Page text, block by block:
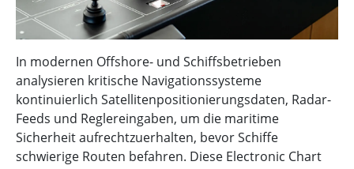
In modernen Offshore- und Schiffsbetrieben
analysieren kritische Navigationssysteme
kontinuierlich Satellitenpositionierungsdaten, Radar-
Feeds und Reglereingaben, um die maritime
Sicherheit aufrechtzuerhalten, bevor Schiffe
schwierige Routen befahren. Diese Electronic Chart